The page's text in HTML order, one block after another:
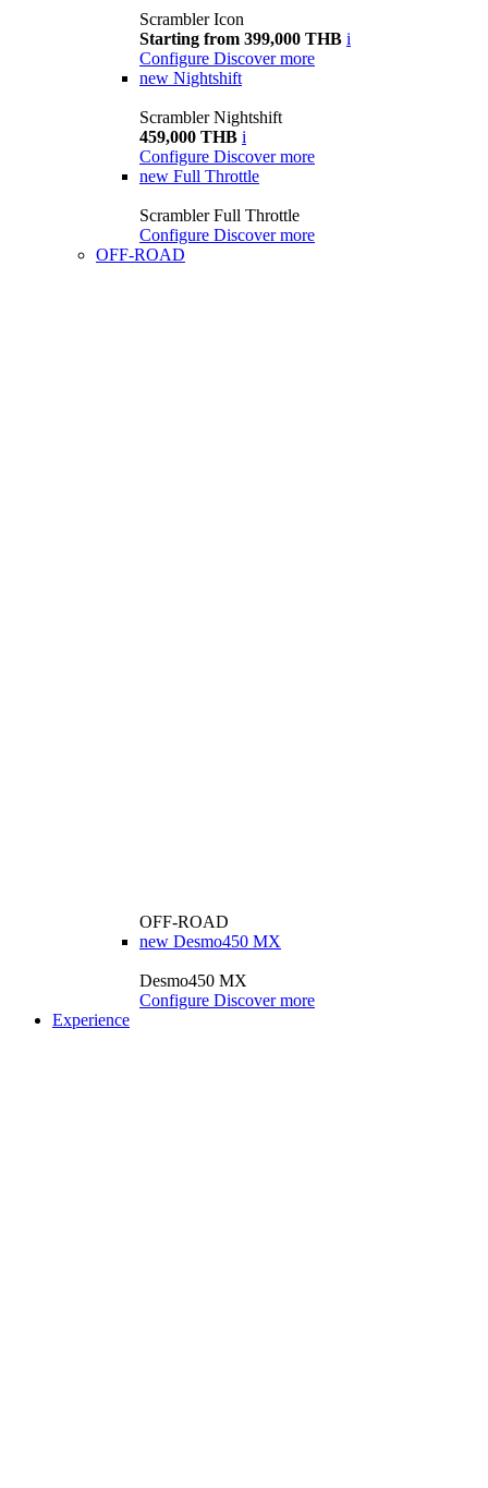
Scrambler Icon
Starting from 399,000 THB i
Configure Discover more
new Nightshift
Scrambler Nightshift
459,000 THB i
Configure Discover more
new Full Throttle
Scrambler Full Throttle
Configure Discover more
OFF-ROAD
OFF-ROAD
new Desmo450 MX
Desmo450 MX
Configure Discover more
Experience